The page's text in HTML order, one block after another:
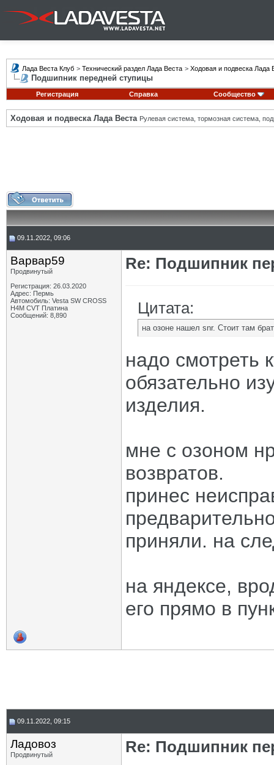
Лада Веста Клуб > Технический раздел Лада Веста > Ходовая и подвеска Лада
Подшипник передней ступицы
Регистрация Справка Сообщество
Ходовая и подвеска Лада Веста Рулевая система, тормозная система,
09.11.2022, 09:06
Варвар59
Продвинутый
Регистрация: 26.03.2020
Адрес: Пермь
Автомобиль: Vesta SW CROSS
H4M CVT Платина
Сообщений: 8,890
Re: Подшипник
Цитата:
на озоне нашел snr. Стоит там
надо смотреть
обязательно
изделия.
мне с озоном
возвратов.
принес
приняли. на
на яндексе,
его прямо в
09.11.2022, 09:15
Ладовоз
Продвинутый
Re: Подшипник